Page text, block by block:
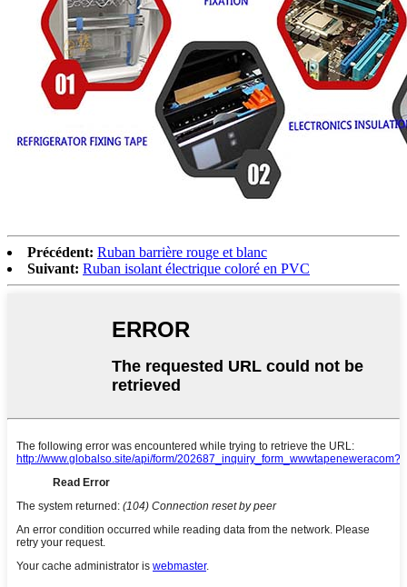
Précédent: Ruban barrière rouge et blanc
Suivant: Ruban isolant électrique coloré en PVC